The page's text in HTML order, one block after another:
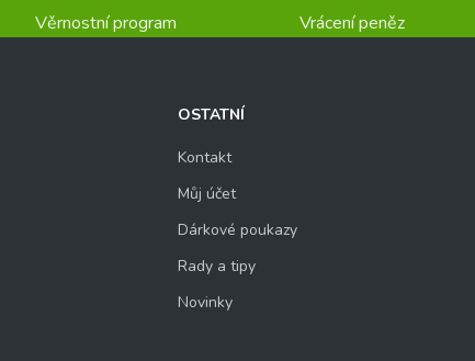
Věrnostní program Vrácení peněz
OSTATNÍ
Kontakt
Můj účet
Dárkové poukazy
Rady a tipy
Novinky